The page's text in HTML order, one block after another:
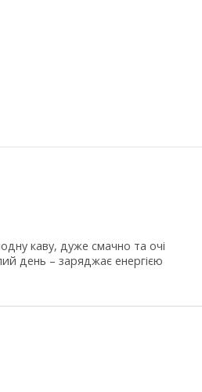
каву, дуже смачно та очі
день – заряджає енергією